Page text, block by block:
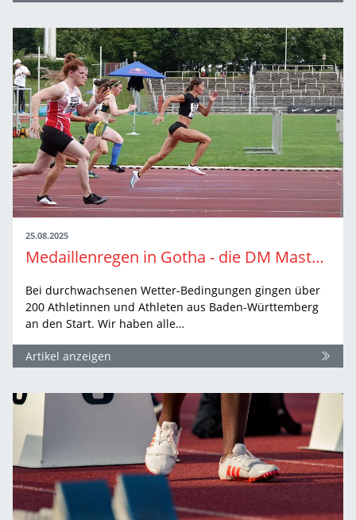
25.08.2025
Medaillenregen in Gotha - die DM Masters
Bei durchwachsenen Wetter-Bedingungen gingen über
200 Athletinnen und Athleten aus Baden-Württemberg
an den Start. Wir haben alle…
Artikel anzeigen